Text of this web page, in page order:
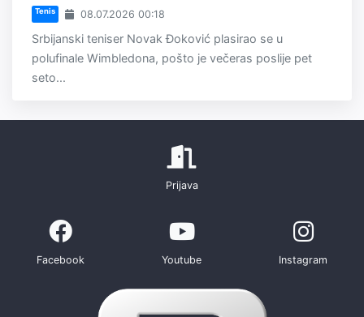
Tenis 08.07.2026 00:18
Srbijanski teniser Novak Đoković plasirao se u
polufinale Wimbledona, pošto je večeras poslije pet
seto...
Prijava
Facebook Youtube Instagram